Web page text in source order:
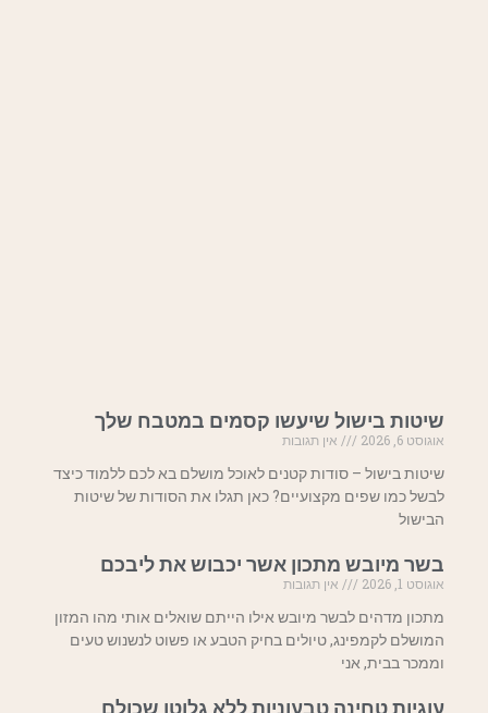
שיטות בישול שיעשו קסמים במטבח שלך
אוגוסט 6, 2026
אין תגובות
שיטות בישול – סודות קטנים לאוכל מושלם בא לכם ללמוד כיצד
לבשל כמו שפים מקצועיים? כאן תגלו את הסודות של שיטות
הבישול
בשר מיובש מתכון אשר יכבוש את ליבכם
אוגוסט 1, 2026
אין תגובות
מתכון מדהים לבשר מיובש אילו הייתם שואלים אותי מהו המזון
המושלם לקמפינג, טיולים בחיק הטבע או פשוט לנשנוש טעים
וממכר בבית, אני
עוגיות טחינה טבעוניות ללא גלוטן שכולם